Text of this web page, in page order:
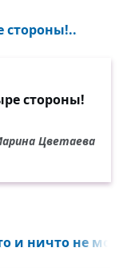
стороны!..
стороны!
Цветаева
и ничто не